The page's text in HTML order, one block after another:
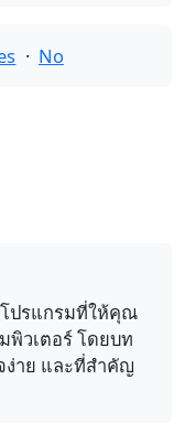
· No
โปรแกรมที่ให้คุณ
พิวเตอร์ โดยบท
ง่าย และที่สำคัญ